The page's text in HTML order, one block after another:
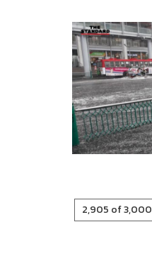
2,905 of 3,000